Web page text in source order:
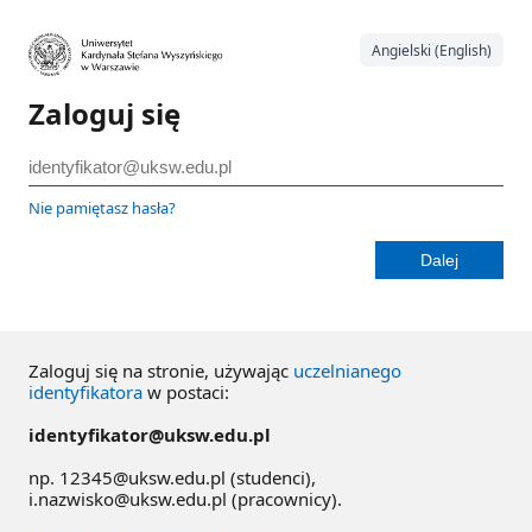
Angielski (English)
Zaloguj się
Nie pamiętasz hasła?
Zaloguj się na stronie, używając uczelnianego
identyfikatora w postaci:
identyfikator@uksw.edu.pl
np. 12345@uksw.edu.pl (studenci),
i.nazwisko@uksw.edu.pl (pracownicy).